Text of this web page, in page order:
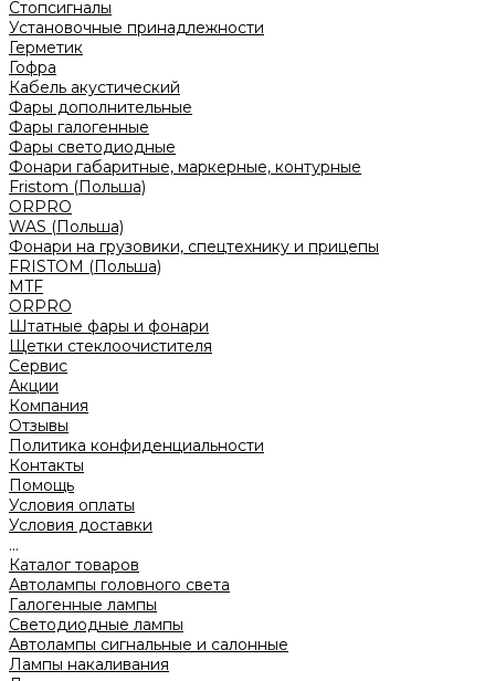
Стопсигналы
Установочные принадлежности
Герметик
Гофра
Кабель акустический
Фары дополнительные
Фары галогенные
Фары светодиодные
Фонари габаритные, маркерные, контурные
Fristom (Польша)
ORPRO
WAS (Польша)
Фонари на грузовики, спецтехнику и прицепы
FRISTOM (Польша)
MTF
ORPRO
Штатные фары и фонари
Щетки стеклоочистителя
Сервис
Акции
Компания
Отзывы
Политика конфиденциальности
Контакты
Помощь
Условия оплаты
Условия доставки
...
Каталог товаров
Автолампы головного света
Галогенные лампы
Светодиодные лампы
Автолампы сигнальные и салонные
Лампы накаливания